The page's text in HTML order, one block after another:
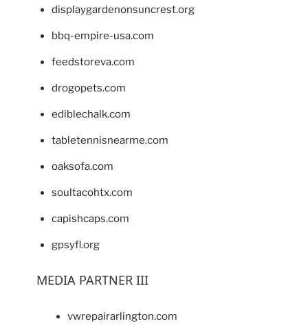
displaygardenonsuncrest.org
bbq-empire-usa.com
feedstoreva.com
drogopets.com
ediblechalk.com
tabletennisnearme.com
oaksofa.com
soultacohtx.com
capishcaps.com
gpsyfl.org
MEDIA PARTNER III
vwrepairarlington.com